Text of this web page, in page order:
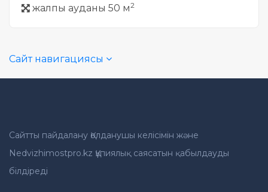
жалпы ауданы 50 м2
Сайт навигациясы
Сайтты пайдалану Қолданушы келісімін және
Nedvizhimostpro.kz Құпиялық саясатын қабылдауды
білдіреді